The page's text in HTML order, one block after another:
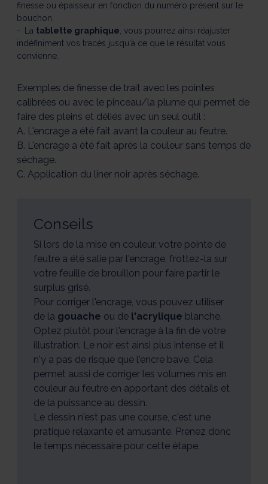
finesse ou épaisseur en fonction du numéro présent sur le
bouchon.
La tablette graphique, vous pourrez ainsi réajuster
indéfiniment vos tracés jusqu'à ce que le résultat vous
convienne.
Exemples de finesse de trait avec les pointes
calibrées ou avec le pinceau/la plume qui permet de
faire des pleins et déliés avec un seul outil :
A. L'encrage a été fait avant la couleur au feutre.
B. L'encrage a été fait après la couleur sans temps de
séchage.
C. Application du liner noir après séchage.
Conseils
Si lors de la mise en couleur, votre pointe de
feutre a été salie par l'encrage, frottez-la sur
votre feuille de brouillon pour faire partir le
surplus grisé.
Pour corriger l'encrage, vous pouvez utiliser
de la gouache ou de l'acrylique blanche.
Optez plutôt pour l'encrage à la fin de votre
illustration. Le noir est ainsi plus intense et il
n'y a pas de risque que l'encre bave. Cela
permet aussi de corriger les volumes mis en
couleur au feutre en apportant des détails et
de la puissance au dessin.
Le dessin n'est pas une course, c'est une
pratique relaxante et amusante. Prenez donc
le temps nécessaire pour cette étape.